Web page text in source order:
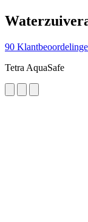
90
Tetra AquaSafe